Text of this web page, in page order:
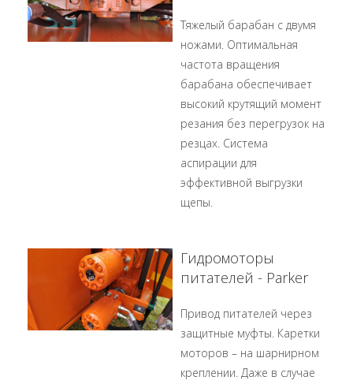
Тяжелый барабан с двумя
ножами. Оптимальная
частота вращения
барабана обеспечивает
высокий крутящий момент
резания без перегрузок на
резцах. Система
аспирации для
эффективной выгрузки
щепы.
Гидромоторы
питателей - Parker
Привод питателей через
защитные муфты. Каретки
моторов – на шарнирном
креплении. Даже в случае